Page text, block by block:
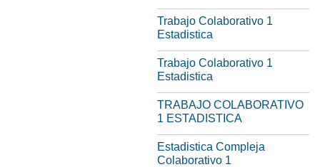
Trabajo Colaborativo 1
Estadistica
Trabajo Colaborativo 1
Estadistica
TRABAJO COLABORATIVO
1 ESTADISTICA
Estadistica Compleja
Colaborativo 1